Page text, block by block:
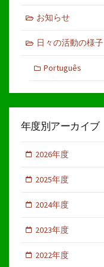
お知らせ
日々の活動の様子
Português
年度別アーカイブ
2026年度
2025年度
2024年度
2023年度
2022年度